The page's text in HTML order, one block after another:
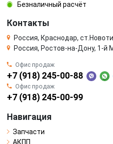
Безналичный расчёт
Контакты
Россия, Краснодар,
Россия, Ростов-на-Дону, 1-й
Офис продаж
+7 (918) 245-00-88
Офис продаж
+7 (918) 245-00-99
Навигация
Запчасти
АКПП